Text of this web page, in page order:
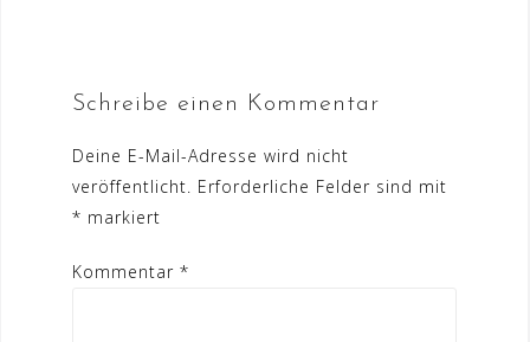
Schreibe einen Kommentar
Deine E-Mail-Adresse wird nicht
veröffentlicht. Erforderliche Felder sind mit
* markiert
Kommentar *